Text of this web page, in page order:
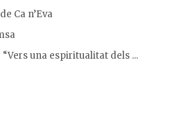
Ca n’Eva
una espiritualitat dels ...